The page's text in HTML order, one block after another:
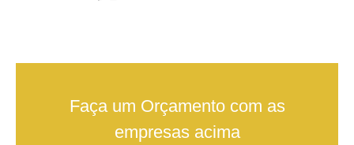
Faça um Orçamento com as
empresas acima